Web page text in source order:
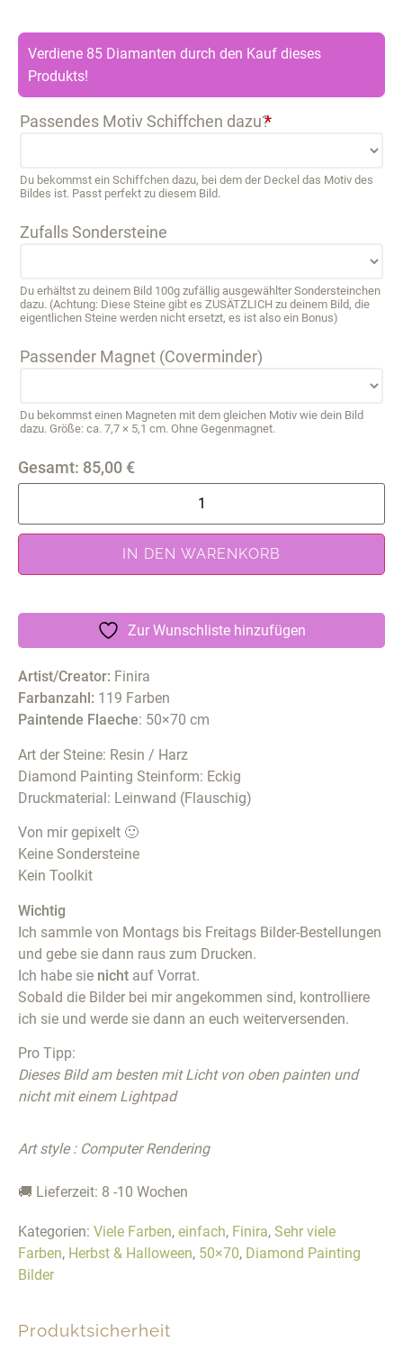
Verdiene 85 Diamanten durch den Kauf dieses
Produkts!
Passendes Motiv Schiffchen dazu?*
Du bekommst ein Schiffchen dazu, bei dem der Deckel das Motiv des
Bildes ist. Passt perfekt zu diesem Bild.
Zufalls Sondersteine
Du erhältst zu deinem Bild 100g zufällig ausgewählter Sondersteinchen
dazu. (Achtung: Diese Steine gibt es ZUSÄTZLICH zu deinem Bild, die
eigentlichen Steine werden nicht ersetzt, es ist also ein Bonus)
Passender Magnet (Coverminder)
Du bekommst einen Magneten mit dem gleichen Motiv wie dein Bild
dazu. Größe: ca. 7,7 × 5,1 cm. Ohne Gegenmagnet.
Gesamt: 85,00 €
IN DEN WARENKORB
Zur Wunschliste hinzufügen
Artist/Creator: Finira
Farbanzahl: 119 Farben
Paintende Flaeche: 50×70 cm
Art der Steine: Resin / Harz
Diamond Painting Steinform: Eckig
Druckmaterial: Leinwand (Flauschig)
Von mir gepixelt 🙂
Keine Sondersteine
Kein Toolkit
Wichtig
Ich sammle von Montags bis Freitags Bilder-Bestellungen
und gebe sie dann raus zum Drucken.
Ich habe sie nicht auf Vorrat.
Sobald die Bilder bei mir angekommen sind, kontrolliere
ich sie und werde sie dann an euch weiterversenden.
Pro Tipp:
Dieses Bild am besten mit Licht von oben painten und
nicht mit einem Lightpad
Art style : Computer Rendering
🚚 Lieferzeit: 8 -10 Wochen
Kategorien: Viele Farben, einfach, Finira, Sehr viele
Farben, Herbst & Halloween, 50×70, Diamond Painting
Bilder
Produktsicherheit